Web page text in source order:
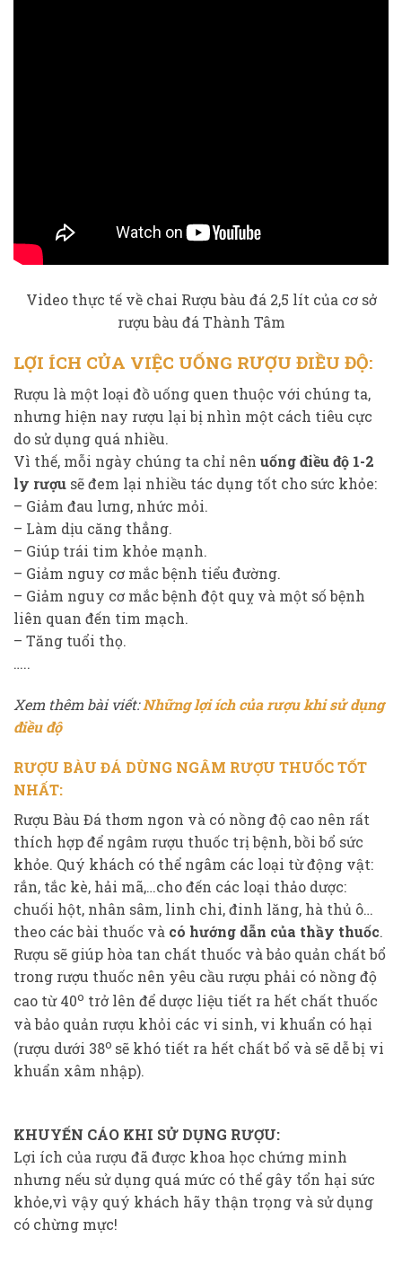
Video thực tế về chai Rượu bàu đá 2,5 lít của cơ sở
rượu bàu đá Thành Tâm
LỢI ÍCH CỦA VIỆC UỐNG RƯỢU ĐIỀU ĐỘ:
Rượu là một loại đồ uống quen thuộc với chúng ta,
nhưng hiện nay rượu lại bị nhìn một cách tiêu cực
do sử dụng quá nhiều.
Vì thế, mỗi ngày chúng ta chỉ nên uống điều độ 1-2
ly rượu sẽ đem lại nhiều tác dụng tốt cho sức khỏe:
– Giảm đau lưng, nhức mỏi.
– Làm dịu căng thẳng.
– Giúp trái tim khỏe mạnh.
– Giảm nguy cơ mắc bệnh tiểu đường.
– Giảm nguy cơ mắc bệnh đột quỵ và một số bệnh
liên quan đến tim mạch.
– Tăng tuổi thọ.
…..
Xem thêm bài viết:Những lợi ích của rượu khi sử dụng
điều độ
RƯỢU BÀU ĐÁ DÙNG NGÂM RƯỢU THUỐC TỐT
NHẤT:
Rượu Bàu Đá thơm ngon và có nồng độ cao nên rất
thích hợp để ngâm rượu thuốc trị bệnh, bồi bổ sức
khỏe. Quý khách có thể ngâm các loại từ động vật:
rắn, tắc kè, hải mã,…cho đến các loại thảo dược:
chuối hột, nhân sâm, linh chi, đinh lăng, hà thủ ô…
theo các bài thuốc và có hướng dẫn của thầy thuốc.
Rượu sẽ giúp hòa tan chất thuốc và bảo quản chất bổ
trong rượu thuốc nên yêu cầu rượu phải có nồng độ
cao từ 40o trở lên để dược liệu tiết ra hết chất thuốc
và bảo quản rượu khỏi các vi sinh, vi khuẩn có hại
(rượu dưới 38o sẽ khó tiết ra hết chất bổ và sẽ dễ bị vi
khuẩn xâm nhập).
KHUYẾN CÁO KHI SỬ DỤNG RƯỢU:
Lợi ích của rượu đã được khoa học chứng minh
nhưng nếu sử dụng quá mức có thể gây tổn hại sức
khỏe,vì vậy quý khách hãy thận trọng và sử dụng
có chừng mực!